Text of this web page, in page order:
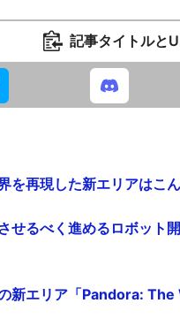
記事タイトルと
を再現した新エリアはこ
せるべく進めるロボット
新エリア「Pandora: